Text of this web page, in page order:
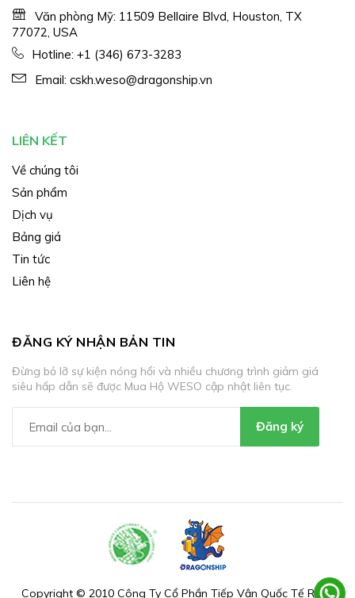
Văn phòng Mỹ: 11509 Bellaire Blvd, Houston, TX
77072, USA
Hotline: +1 (346) 673-3283
Email: cskh.weso@dragonship.vn
LIÊN KẾT
Về chúng tôi
Sản phẩm
Dịch vụ
Bảng giá
Tin tức
Liên hệ
ĐĂNG KÝ NHẬN BẢN TIN
Đừng bỏ lỡ sự kiện nóng hổi và nhiều chương trình giảm giá
siêu hấp dẫn sẽ được Mua Hộ WESO cập nhật liên tục.
Đăng ký
Copyright © 2010 Công Ty Cổ Phần Tiếp Vận Quốc Tế Rồng